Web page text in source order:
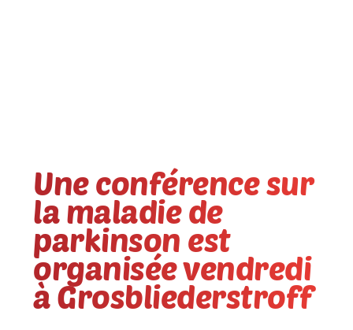
Une conférence sur
la maladie de
parkinson est
organisée vendredi
à Grosbliederstroff